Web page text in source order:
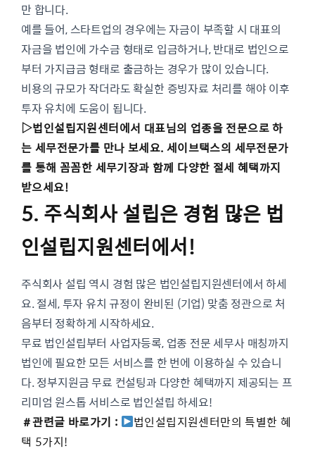
만 합니다.
예를 들어, 스타트업의 경우에는 자금이 부족할 시 대표의
자금을 법인에 가수금 형태로 입금하거나, 반대로 법인으로
부터 가지급금 형태로 출금하는 경우가 많이 있습니다.
비용의 규모가 작더라도 확실한 증빙자료 처리를 해야 이후
투자 유치에 도움이 됩니다.
▷법인설립지원센터에서 대표님의 업종을 전문으로 하
는 세무전문가를 만나 보세요. 세이브택스의 세무전문가
를 통해 꼼꼼한 세무기장과 함께 다양한 절세 혜택까지
받으세요!
5. 주식회사 설립은 경험 많은 법
인설립지원센터에서!
주식회사 설립 역시 경험 많은 법인설립지원센터에서 하세
요. 절세, 투자 유치 규정이 완비된 (기업) 맞춤 정관으로 처
음부터 정확하게 시작하세요.
무료 법인설립부터 사업자등록, 업종 전문 세무사 매칭까지
법인에 필요한 모든 서비스를 한 번에 이용하실 수 있습니
다. 정부지원금 무료 컨설팅과 다양한 혜택까지 제공되는 프
리미엄 원스톱 서비스로 법인설립 하세요!
＃관련글 바로가기 :
법인설립지원센터만의 특별한 혜
택 5가지!